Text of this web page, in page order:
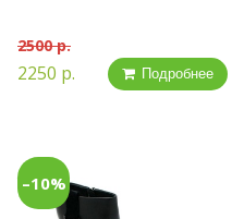
2500 р.
2250 р. Подробнее
–10%